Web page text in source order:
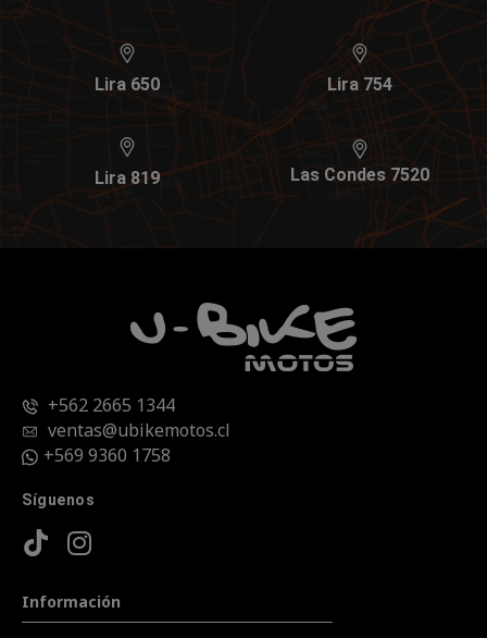
Lira 650 Lira 754
Lira 819 Las Condes 7520
+562 2665 1344
ventas@ubikemotos.cl
+569 9360 1758
Síguenos
Información